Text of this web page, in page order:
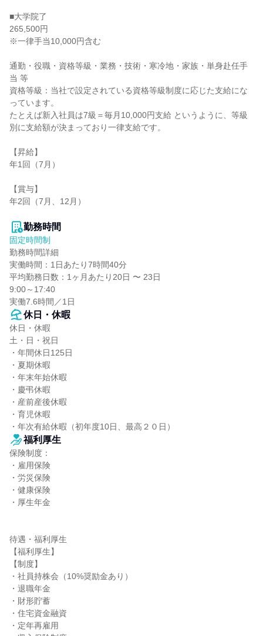
■大学院了
265,500円
※一律手当10,000円含む
通勤・役職・資格等級・業務・技術・寒冷地・家族・単身赴任手
当 等
資格等級：当社で設定されている資格等級制度に応じた支給にな
っています。
たとえば新入社員は7級＝毎月10,000円支給 というように、等級
別に支給額が決まっており一律支給です。
【昇給】
年1回（7月）
【賞与】
年2回（7月、12月）
勤務時間
固定時間制
勤務時間詳細
実働時間：1日あたり7時間40分
平均勤務日数：1ヶ月あたり20日 〜 23日
9:00～17:40
実働7.6時間／1日
休日・休暇
休日・休暇
土・日・祝日
・年間休日125日
・夏期休暇
・年末年始休暇
・慶弔休暇
・産前産後休暇
・育児休暇
・年次有給休暇（初年度10日、最高２０日）
福利厚生
保険制度：
・雇用保険
・労災保険
・健康保険
・厚生年金
待遇・福利厚生
【福利厚生】
【制度】
・社員持株会（10%奨励金あり）
・退職年金
・財形貯蓄
・住宅資金融資
・定年再雇用